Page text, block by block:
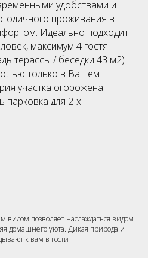
удобствами и
проживания в
Идеально подходит
максимум 4 гостя
терассы / беседки 43 м2)
только в Вашем
участка огорожена
парковка для 2-х
позволяет наслаждаться видом
домашнего уюта. Дикая природа и
к вам в гости